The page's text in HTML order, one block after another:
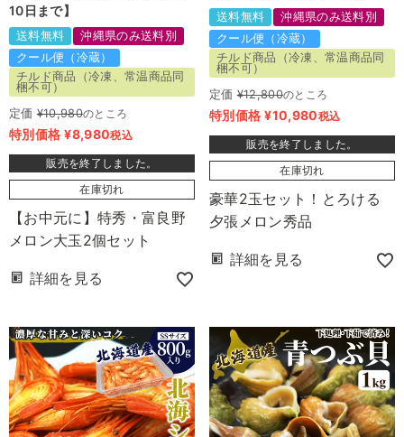
10日まで】
送料無料
沖縄県のみ送料別
クール便（冷蔵）
チルド商品（冷凍、常温商品同
梱不可）
定価 ¥10,980のところ
特別価格 ¥8,980税込
販売を終了しました。
在庫切れ
【お中元に】特秀・富良野
メロン大玉2個セット
詳細を見る
送料無料
沖縄県のみ送料別
クール便（冷蔵）
チルド商品（冷凍、常温商品同
梱不可）
定価 ¥12,800のところ
特別価格 ¥10,980税込
販売を終了しました。
在庫切れ
豪華2玉セット！とろける
夕張メロン秀品
詳細を見る